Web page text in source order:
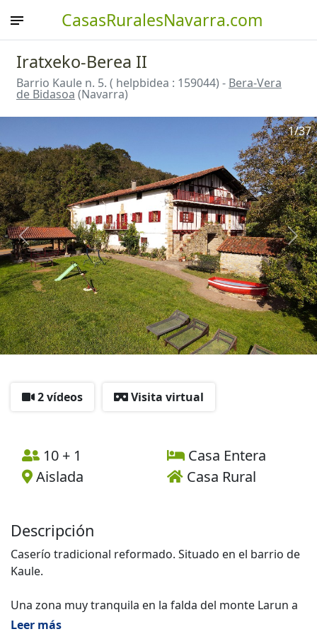
CasasRuralesNavarra.com
Iratxeko-Berea II
Barrio Kaule n. 5. ( helpbidea : 159044) - Bera-Vera
de Bidasoa (Navarra)
Anterior
1/37
2 vídeos Visita virtual
10 + 1
Casa Entera
Aislada
Casa Rural
Descripción
Caserío tradicional reformado. Situado en el barrio de
Kaule.
Una zona muy tranquila en la falda del monte Larun a
3.5km. de Bera y a 500m. de Francia.
Leer más